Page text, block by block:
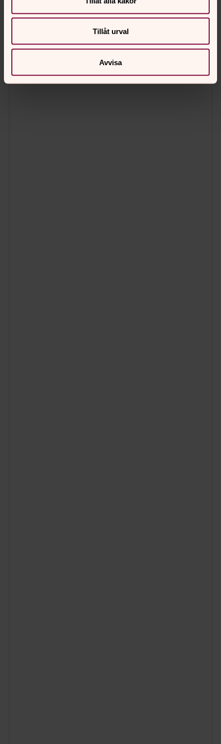
Tillåt urval
Avvisa